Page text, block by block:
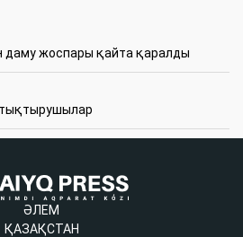
даму жоспары қайта қаралды
ӘЛЕМ
ҚАЗАҚСТАН